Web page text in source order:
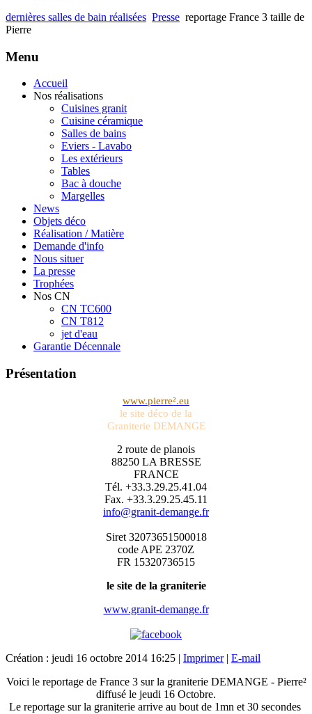
dernières salles de bain réalisées Presse reportage France 3 taille de
Pierre
Menu
Accueil
Nos réalisations
Cuisines granit
Cuisine céramique
Salles de bains
Eviers - Lavabo
Les extérieurs
Tables
Bac à douche
Margelles
News
Objets déco
Réalisation / Matière
Demande d'info
Nous situer
La presse
Trophées
Nos CN
CN TC600
CN T812
jet d'eau
Garantie Décennale
Présentation
www.pierre².eu
le site déco de la
Graniterie DEMANGE
2 route de planois
88250 LA BRESSE
FRANCE
Tél. +33.3.29.25.41.04
Fax. +33.3.29.25.45.11
info@granit-demange.fr
Siret 32073651500018
code APE 2370Z
FR 15320736515
le site de la graniterie
www.granit-demange.fr
Création : jeudi 16 octobre 2014 16:25 | Imprimer| E-mail
Voici le reportage de France 3 sur la graniterie DEMANGE - Pierre²
diffusé le jeudi 16 Octobre.
Le reportage sur la graniterie arrive au bout de 1mn et 30 secondes